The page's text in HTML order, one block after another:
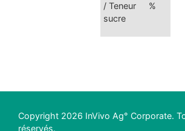
/ Teneur
sucre
%
Copyright 2026 InVivo Ag° Corporate.
réservés.